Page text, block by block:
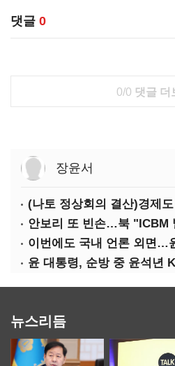
댓글 0
0/0 댓글 더
장윤서
안보리 또 빈손…북 "ICBM
이번에도 국내 언론 외면…
윤 대통령, 순방 중 윤석년
뉴스리듬